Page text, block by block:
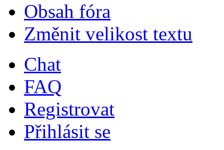
Obsah fóra
Změnit velikost textu
Chat
FAQ
Registrovat
Přihlásit se